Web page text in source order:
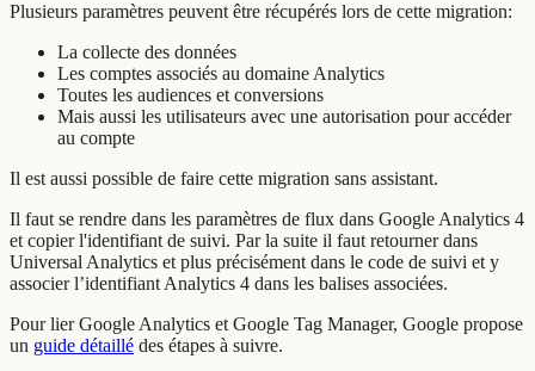
Plusieurs paramètres peuvent être récupérés lors de cette migration:
La collecte des données
Les comptes associés au domaine Analytics
Toutes les audiences et conversions
Mais aussi les utilisateurs avec une autorisation pour accéder
au compte
Il est aussi possible de faire cette migration sans assistant.
Il faut se rendre dans les paramètres de flux dans Google Analytics 4
et copier l'identifiant de suivi. Par la suite il faut retourner dans
Universal Analytics et plus précisément dans le code de suivi et y
associer l’identifiant Analytics 4 dans les balises associées.
Pour lier Google Analytics et Google Tag Manager, Google propose
un guide détaillé des étapes à suivre.